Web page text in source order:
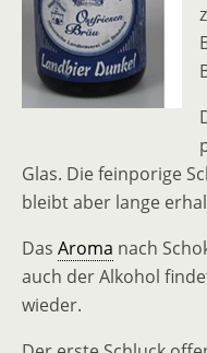
Glas. Die feinporige
bleibt aber lange
Das Aroma nach
auch der Alkohol
wieder.